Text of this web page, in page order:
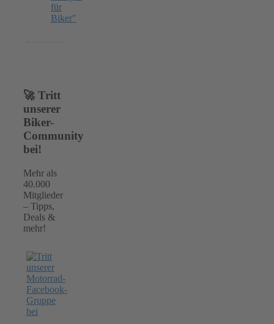
🚀 Tritt
unserer
Biker-
Community
bei!
Mehr als
40.000
Mitglieder
– Tipps,
Deals &
mehr!